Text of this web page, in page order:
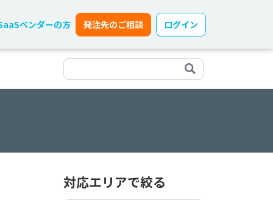
ベンダーの方 発注先のご相談 ログイン
対応エリアで絞る